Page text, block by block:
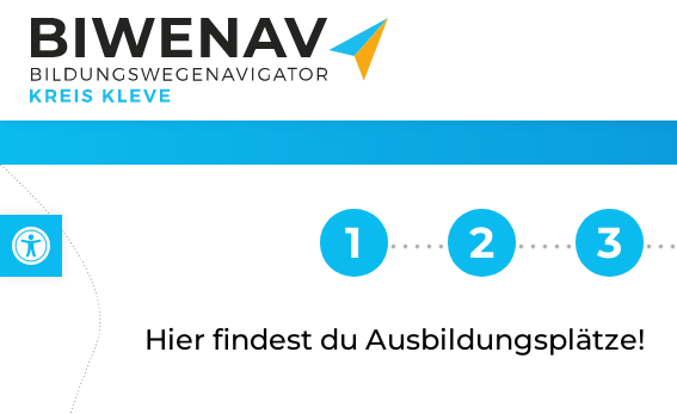
Werkzeugleiste öffnen
Hier findest du Ausbildungsplätze!